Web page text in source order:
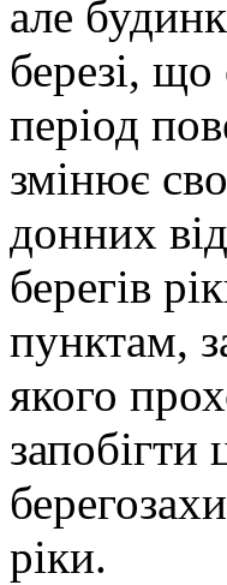
але
березі,
період
змінює
донних
берегів
пунктам,
якого
запобігти
ріки.